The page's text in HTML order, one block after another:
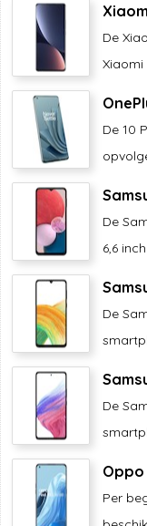
De
Xiaomi
De 10
De
6,6
De
De
Oppo
Per